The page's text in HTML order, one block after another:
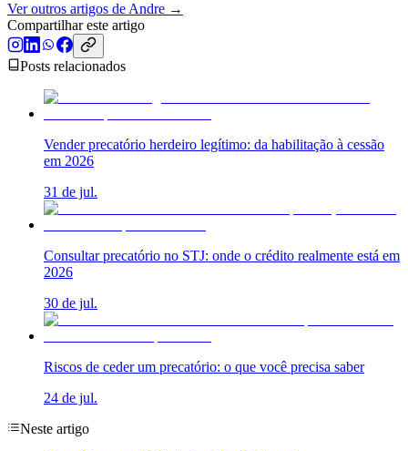
Ver outros artigos de Andre →
Compartilhar este artigo
Posts relacionados
Vender precatório herdeiro legítimo: da habilitação à cessão
em 2026
31 de jul.
Consultar precatório no STJ: onde o crédito realmente está em
2026
30 de jul.
Riscos de ceder um precatório: o que você precisa saber
24 de jul.
Neste artigo